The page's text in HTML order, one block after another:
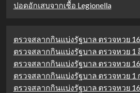
ปอดอักเสบจากเชื้อ Legionella
ตรวจสลากกินแบ่งรัฐบาล ตรวจหวย
ตรวจสลากกินแบ่งรัฐบาล ตรวจหวย 1
ตรวจสลากกินแบ่งรัฐบาล ตรวจหวย
ตรวจสลากกินแบ่งรัฐบาล ตรวจหวย 1
ตรวจสลากกินแบ่งรัฐบาล ตรวจหวย